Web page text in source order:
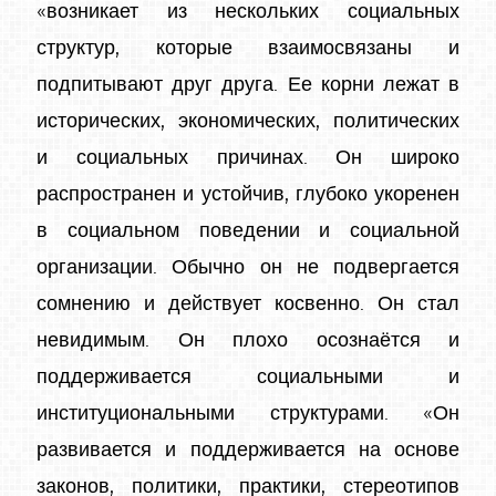
«возникает из нескольких социальных
структур, которые взаимосвязаны и
подпитывают друг друга. Ее корни лежат в
исторических, экономических, политических
и социальных причинах. Он широко
распространен и устойчив, глубоко укоренен
в социальном поведении и социальной
организации. Обычно он не подвергается
сомнению и действует косвенно. Он стал
невидимым. Он плохо осознаётся и
поддерживается социальными и
институциональными структурами. «Он
развивается и поддерживается на основе
законов, политики, практики, стереотипов